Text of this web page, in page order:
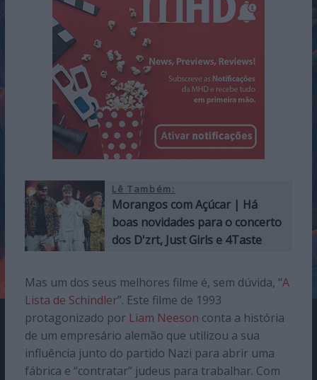
Lê Também:
Morangos com Açúcar | Há
boas novidades para o concerto
dos D'zrt, Just Girls e 4Taste
Mas um dos seus melhores filme é, sem dúvida, “A
Lista de Schindler”. Este filme de 1993
protagonizado por Liam Neeson conta a história
de um empresário alemão que utilizou a sua
influência junto do partido Nazi para abrir uma
fábrica e “contratar” judeus para trabalhar. Com